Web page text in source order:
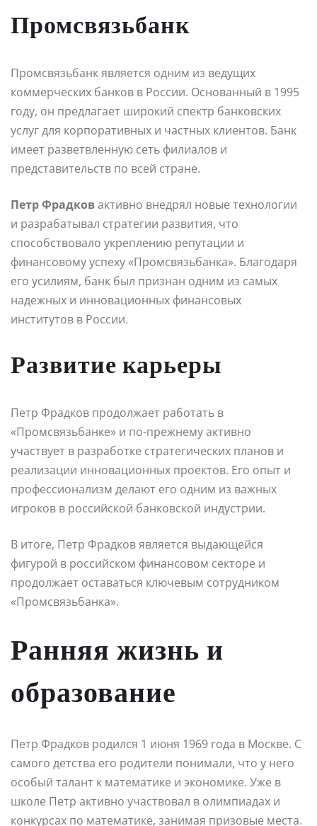
Промсвязьбанк
Промсвязьбанк является одним из ведущих
коммерческих банков в России. Основанный в 1995
году, он предлагает широкий спектр банковских
услуг для корпоративных и частных клиентов. Банк
имеет разветвленную сеть филиалов и
представительств по всей стране.
Петр Фрадковактивно внедрял новые технологии
и разрабатывал стратегии развития, что
способствовало укреплению репутации и
финансовому успеху «Промсвязьбанка». Благодаря
его усилиям, банк был признан одним из самых
надежных и инновационных финансовых
институтов в России.
Развитие карьеры
Петр Фрадков продолжает работать в
«Промсвязьбанке» и по-прежнему активно
участвует в разработке стратегических планов и
реализации инновационных проектов. Его опыт и
профессионализм делают его одним из важных
игроков в российской банковской индустрии.
В итоге, Петр Фрадков является выдающейся
фигурой в российском финансовом секторе и
продолжает оставаться ключевым сотрудником
«Промсвязьбанка».
Ранняя жизнь и
образование
Петр Фрадков родился 1 июня 1969 года в Москве. С
самого детства его родители понимали, что у него
особый талант к математике и экономике. Уже в
школе Петр активно участвовал в олимпиадах и
конкурсах по математике, занимая призовые места.